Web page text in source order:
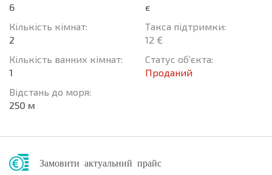
6
Кількість кімнат:
2
Кількість ванних кімнат:
1
Відстань до моря:
250 м
є
Такса підтримки:
12 €
Статус об'єкта:
Проданий
Замовити актуальний прайс